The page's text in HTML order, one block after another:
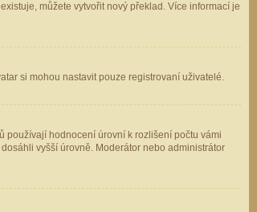
můžete vytvořit nový překlad. Více informací je
si mohou nastavit pouze registrovaní uživatelé.
používají hodnocení úrovní k rozlišení počtu vámi
vyšší úrovně. Moderátor nebo administrátor